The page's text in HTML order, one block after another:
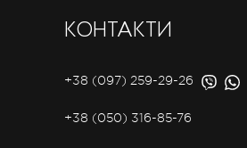
КОНТАКТИ
+38 (097) 259-29-26
+38 (050) 316-85-76